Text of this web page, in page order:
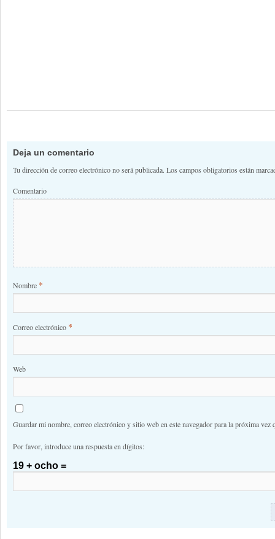
Deja un comentario
Tu dirección de correo electrónico no será publicada. Los campos obligatorios están
Comentario
Nombre *
Correo electrónico *
Web
Guardar mi nombre, correo electrónico y sitio web en este navegador para la próxima vez
Por favor, introduce una respuesta en dígitos:
19 + ocho =